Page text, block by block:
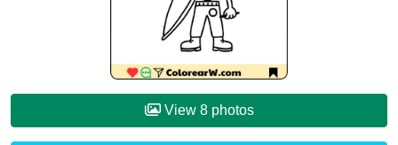
View 8 photos